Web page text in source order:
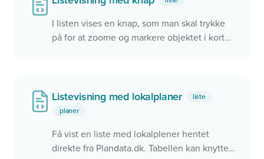
I listen vises en knap, som man skal trykke
på for at zoome og markere objektet i kortet.
kan bruge en mus. Det er dog stadig muligt
at klikke på en feature i kortet og få den
Listevisning med lokalplaner
liste
planer
Få vist en liste med lokalplener hentet
direkte fra Plandata.dk. Tabellen kan knyttes